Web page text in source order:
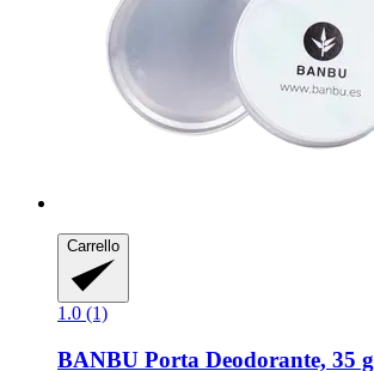
Carrello
1.0 (1)
BANBU Porta Deodorante, 35 g